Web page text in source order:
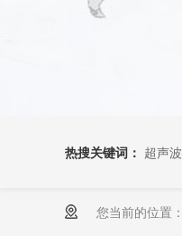
热搜关键词： 超声
您当前的位置：